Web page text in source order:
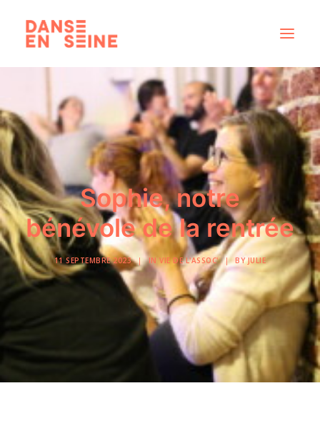
CRÉATIONS
DISPOSITIFS ARTISTIQUES
À PROPOS
NOUS REJOINDRE
ACTUS
RECHERCHE
Sophie, notre
bénévole de la rentrée
11 SEPTEMBRE 2023 | INVIE DE L'ASSOC' | BYJULIE